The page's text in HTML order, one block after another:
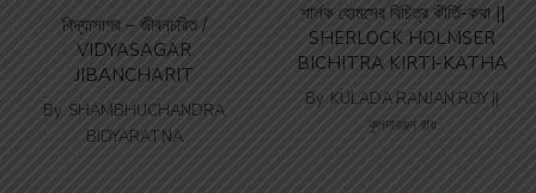
বিদ্যাসাগর – জীবনচরিত /
VIDYASAGAR
JIBANCHARIT
By SHAMBHUCHANDRA
BIDYARATNA
শার্লক হোমসের বিচিত্র কীর্তি-কথা ||
SHERLOCK HOLMSER
BICHITRA KIRTI-KATHA
By KULADA RANJAN ROY ||
কুলদারঞ্জন রায়